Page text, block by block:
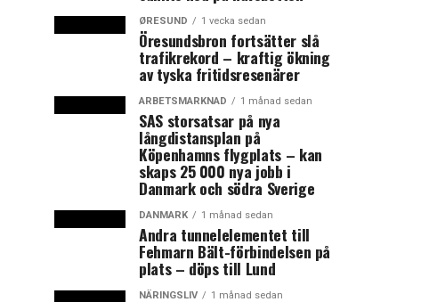
ØRESUND 1 vecka sedan
Öresundsbron fortsätter slå
trafikrekord – kraftig ökning
av tyska fritidsresenärer
ARBETSMARKNAD 1 månad sedan
SAS storsatsar på nya
långdistansplan på
Köpenhamns flygplats – kan
skaps 25 000 nya jobb i
Danmark och södra Sverige
DANMARK 1 månad sedan
Andra tunnelelementet till
Fehmarn Bält-förbindelsen på
plats – döps till Lund
NÄRINGSLIV 1 månad sedan